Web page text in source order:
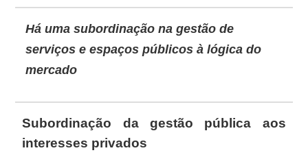
Há uma subordinação na gestão de
serviços e espaços públicos à lógica do
mercado
Subordinação da gestão pública aos
interesses privados